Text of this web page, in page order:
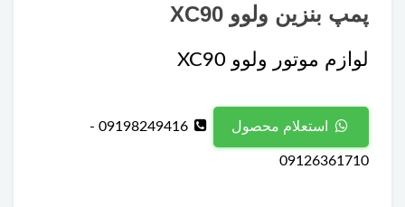
پمپ بنزین ولوو XC90
لوازم موتور ولوو XC90
استعلام محصول 09198249416 -
09126361710